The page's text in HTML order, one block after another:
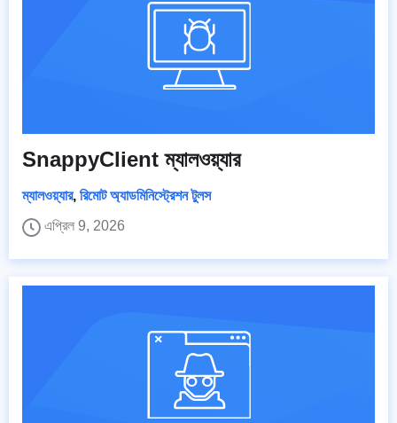
SnappyClient ম্যালওয়্যার
ম্যালওয়্যার, রিমোট অ্যাডমিনিস্ট্রেশন টুলস
এপ্রিল 9, 2026